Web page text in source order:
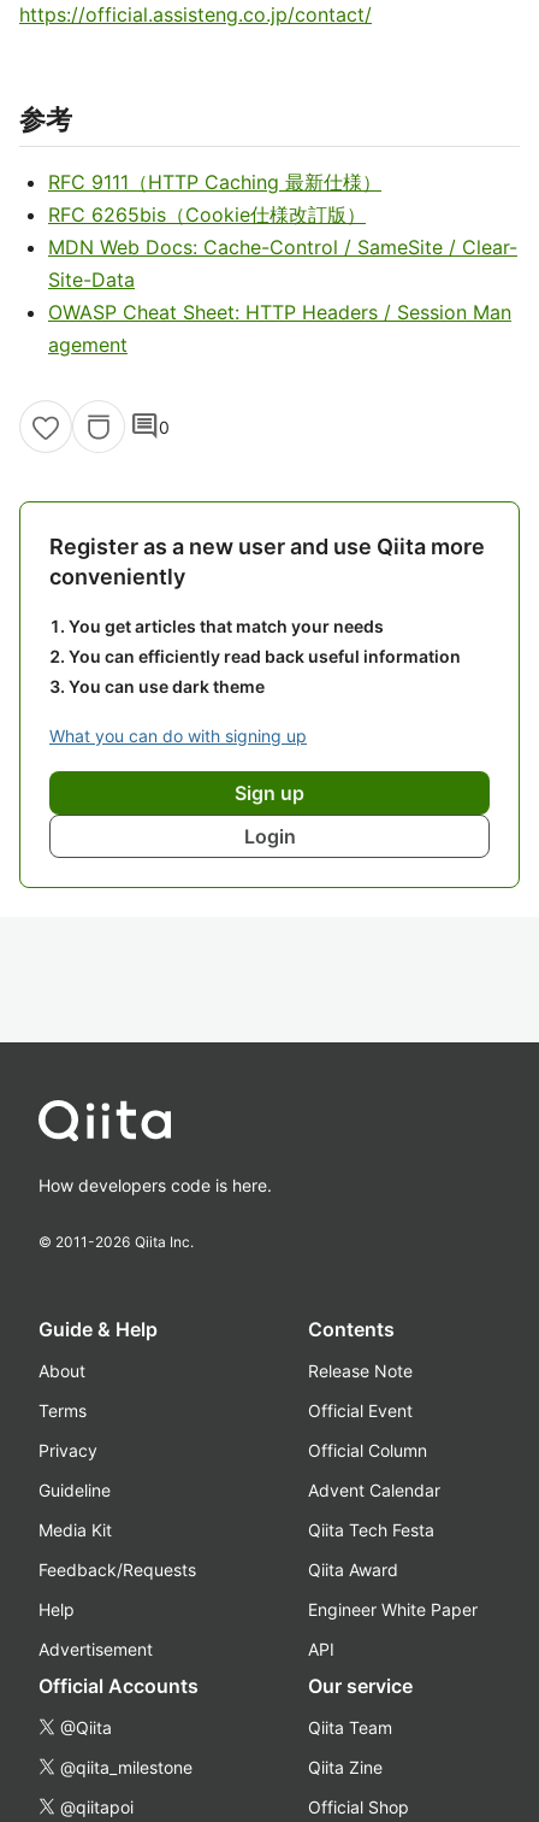
https://official.assisteng.co.jp/contact/
参考
RFC 9111（HTTP Caching 最新仕様）
RFC 6265bis（Cookie仕様改訂版）
MDN Web Docs: Cache-Control / SameSite / Clear-
Site-Data
OWASP Cheat Sheet: HTTP Headers / Session Man
agement
comment0
Register as a new user and use Qiita more
conveniently
You get articles that match your needs
You can efficiently read back useful information
You can use dark theme
What you can do with signing up
Sign up
Login
How developers code is here.
© 2011-2026 Qiita Inc.
Guide & Help
About
Terms
Privacy
Guideline
Media Kit
Feedback/Requests
Help
Advertisement
Contents
Release Note
Official Event
Official Column
Advent Calendar
Qiita Tech Festa
Qiita Award
Engineer White Paper
API
Official Accounts
@Qiita
@qiita_milestone
@qiitapoi
Our service
Qiita Team
Qiita Zine
Official Shop